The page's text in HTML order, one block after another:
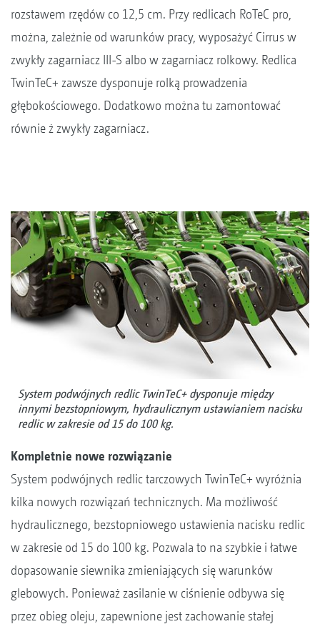
rozstawem rzędów co 12,5 cm. Przy redlicach RoTeC pro,
można, zależnie od warunków pracy, wyposażyć Cirrus w
zwykły zagarniacz III-S albo w zagarniacz rolkowy. Redlica
TwinTeC+ zawsze dysponuje rolką prowadzenia
głębokościowego. Dodatkowo można tu zamontować
równie ż zwykły zagarniacz.
System podwójnych redlic TwinTeC+ dysponuje między
innymi bezstopniowym, hydraulicznym ustawianiem nacisku
redlic w zakresie od 15 do 100 kg.
Kompletnie nowe rozwiązanie
System podwójnych redlic tarczowych TwinTeC+ wyróżnia
kilka nowych rozwiązań technicznych. Ma możliwość
hydraulicznego, bezstopniowego ustawienia nacisku redlic
w zakresie od 15 do 100 kg. Pozwala to na szybkie i łatwe
dopasowanie siewnika zmieniających się warunków
glebowych. Ponieważ zasilanie w ciśnienie odbywa się
przez obieg oleju, zapewnione jest zachowanie stałej